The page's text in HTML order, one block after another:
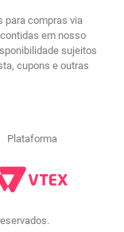
para compras via
em nosso
sujeitos
cupons e outras
Plataforma